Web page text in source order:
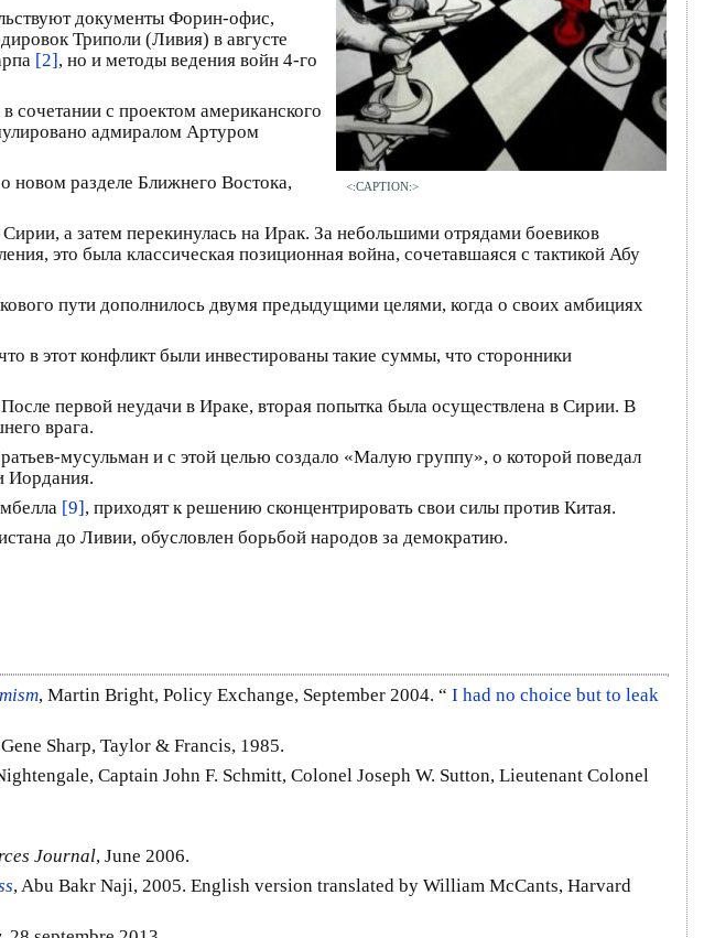
<:CAPTION:>
документы Форин-офис,
Триполи (Ливия) в августе
[2], но и методы ведения войн 4-го
сочетании с проектом американского
адмиралом Артуром
новом разделе Ближнего Востока,
а затем перекинулась на Ирак. За небольшими отрядами боевиков
это была классическая позиционная война, сочетавшаяся с тактикой Абу
пути дополнилось двумя предыдущими целями, когда о своих амбициях
в этот конфликт были инвестированы такие суммы, что сторонники
первой неудачи в Ираке, вторая попытка была осуществлена в Сирии. В
врага.
мусульман и с этой целью создало «Малую группу», о которой поведал
Иордания.
[9], приходят к решению сконцентрировать свои силы против Китая.
до Ливии, обусловлен борьбой народов за демократию.
, Martin Bright, Policy Exchange, September 2004. “ I had no choice but to leak
Sharp, Taylor & Francis, 1985.
Captain John F. Schmitt, Colonel Joseph W. Sutton, Lieutenant Colonel
Journal, June 2006.
, Abu Bakr Naji, 2005. English version translated by William McCants, Harvard